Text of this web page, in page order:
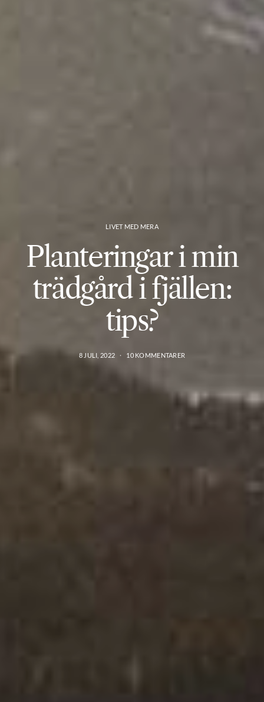
LIVET MED MERA
Planteringar i min
trädgård i fjällen:
tips?
8 JULI, 2022 10 KOMMENTARER